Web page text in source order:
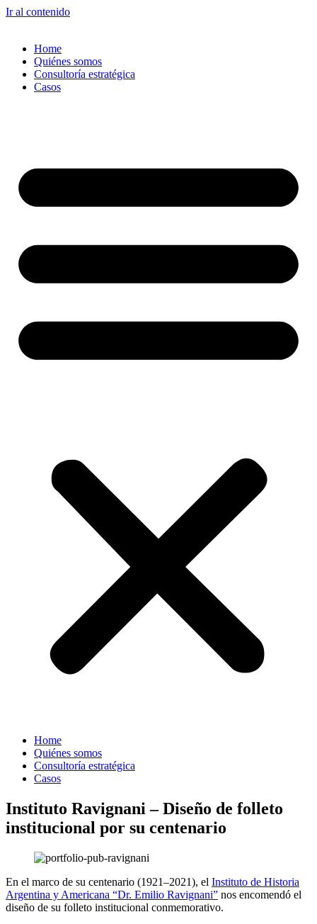
Ir al contenido
Home
Quiénes somos
Consultoría estratégica
Casos
Home
Quiénes somos
Consultoría estratégica
Casos
Instituto Ravignani – Diseño de folleto
institucional por su centenario
En el marco de su centenario (1921–2021), el Instituto de Historia
Argentina y Americana “Dr. Emilio Ravignani” nos encomendó el
diseño de su folleto institucional conmemorativo.